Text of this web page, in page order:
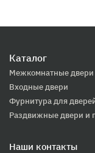
Каталог
Межкомнатные двери
Входные двери
Фурнитура для
Раздвижные двери и
Наши контакты